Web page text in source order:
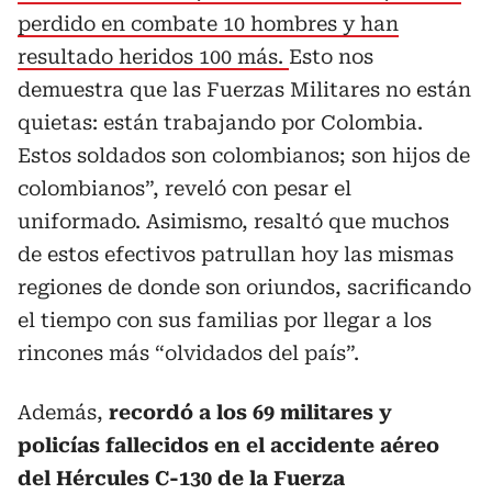
perdido en combate 10 hombres y han
resultado heridos 100 más. Esto nos
demuestra que las Fuerzas Militares no están
quietas: están trabajando por Colombia.
Estos soldados son colombianos; son hijos de
colombianos”, reveló con pesar el
uniformado. Asimismo, resaltó que muchos
de estos efectivos patrullan hoy las mismas
regiones de donde son oriundos, sacrificando
el tiempo con sus familias por llegar a los
rincones más “olvidados del país”.
Además, recordó a los 69 militares y
policías fallecidos en el accidente aéreo
del Hércules C-130 de la Fuerza